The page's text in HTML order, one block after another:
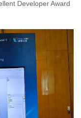
Developer Award